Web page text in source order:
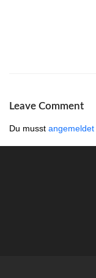
Leave Comment
Du musst angemeldet